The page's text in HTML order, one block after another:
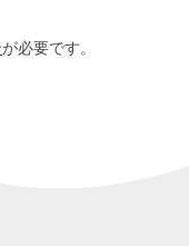
が必要です。